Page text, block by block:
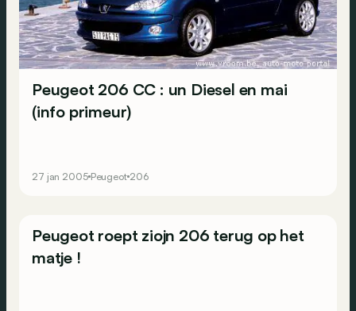
Peugeot 206 CC : un Diesel en mai
(info primeur)
27 jan 2005 Peugeot 206
Peugeot roept ziojn 206 terug op het
matje !